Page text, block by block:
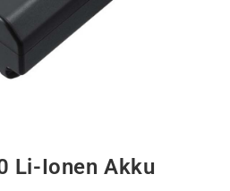
Li-Ionen Akku